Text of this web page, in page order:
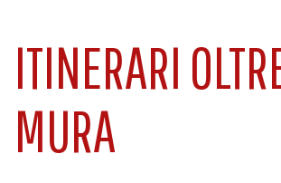
ITINERARI
MURA